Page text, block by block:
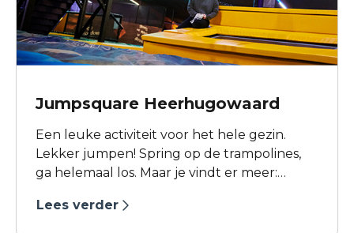
Jumpsquare Heerhugowaard
Een leuke activiteit voor het hele gezin.
Lekker jumpen! Spring op de trampolines,
ga helemaal los. Maar je vindt er meer:
Jump Tower, een Dodge Ball Area en een
Lees verder